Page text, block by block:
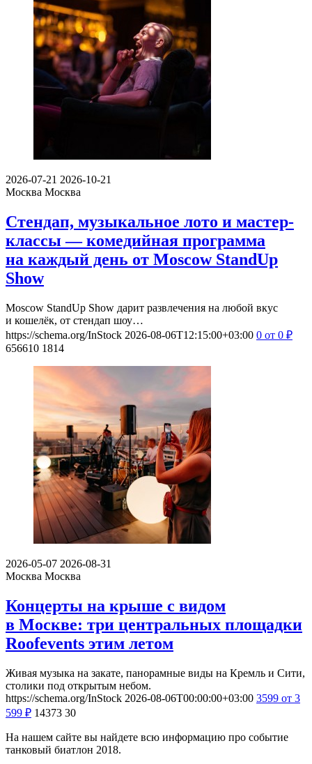
2026-07-21 2026-10-21
Москва Москва
Стендап, музыкальное лото и мастер-
классы — комедийная программа
на каждый день от Moscow StandUp
Show
Moscow StandUp Show дарит развлечения на любой вкус
и кошелёк, от стендап шоу…
https://schema.org/InStock 2026-08-06T12:15:00+03:00 0 от 0 ₽
656610 1814
2026-05-07 2026-08-31
Москва Москва
Концерты на крыше с видом
в Москве: три центральных площадки
Roofevents этим летом
Живая музыка на закате, панорамные виды на Кремль и Сити,
столики под открытым небом.
https://schema.org/InStock 2026-08-06T00:00:00+03:00 3599 от 3
599 ₽ 14373 30
На нашем сайте вы найдете всю информацию про событие
танковый биатлон 2018.